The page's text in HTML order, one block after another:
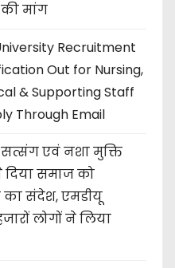
मांग
Recruitment
Out for Nursing,
& Supporting Staff
Through Email
सत्संग एवं नशा मुक्ति
समाज को
संदेश, एमडीयू
लोगों ने लिया